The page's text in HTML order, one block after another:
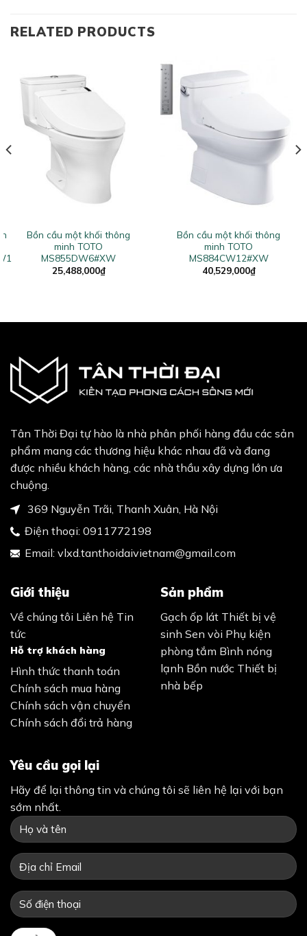
RELATED PRODUCTS
Bồn cầu một khối thông
minh TOTO
MS855DW6#XW
25,488,000₫
Bồn cầu một khối thông
minh TOTO
MS884CW12#XW
40,529,000₫
Tân Thời Đại tự hào là nhà phân phối hàng đầu các sản
phẩm mang các thương hiệu khác nhau đã và đang
được nhiều khách hàng, các nhà thầu xây dựng lớn ưa
chuộng.
369 Nguyễn Trãi, Thanh Xuân, Hà Nội
Điện thoại: 0911772198
Email: vlxd.tanthoidaivietnam@gmail.com
Giới thiệu
Về chúng tôi Liên hệ Tin
tức
Hỗ trợ khách hàng
Hình thức thanh toán
Chính sách mua hàng
Chính sách vận chuyển
Chính sách đổi trả hàng
Sản phẩm
Gạch ốp lát Thiết bị vệ
sinh Sen vòi Phụ kiện
phòng tắm Bình nóng
lạnh Bồn nước Thiết bị
nhà bếp
Yêu cầu gọi lại
Hãy để lại thông tin và chúng tôi sẽ liên hệ lại với bạn
sớm nhất.